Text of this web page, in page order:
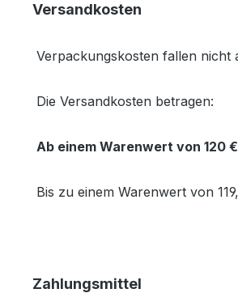
Versandkosten
Verpackungskosten fallen nicht
Die Versandkosten betragen:
Ab einem Warenwert von 120
Bis zu einem Warenwert von
Zahlungsmittel